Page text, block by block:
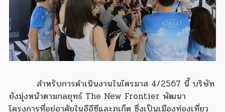
สำหรับการดำเนินงานในไตรมาส 4/2567 นี้ บริษัท
ยังมุ่งหน้าตามกลยุทธ์ The New Frontier พัฒนา
โครงการที่อยู่อาศัยในอีอีซีและภูเก็ต ซึ่งเป็นเมืองท่องเที่ยว